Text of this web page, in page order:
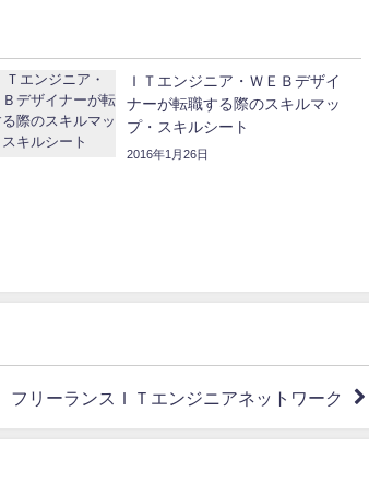
ＩＴエンジニア・ＷＥＢデザイ
ナーが転職する際のスキルマッ
プ・スキルシート
2016年1月26日
フリーランスＩＴエンジニアネットワーク